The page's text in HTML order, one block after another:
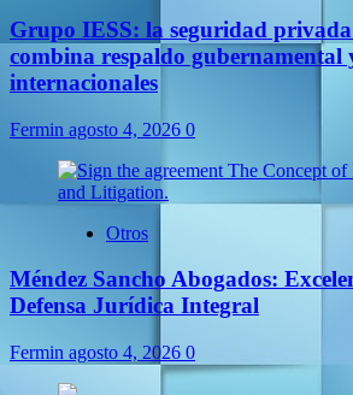
Grupo IESS: la seguridad
combina respaldo gubernamental
internacionales
Fermin agosto 4, 2026 0
Otros
Méndez Sancho Abogados:
Defensa Jurídica Integral
Fermin agosto 4, 2026 0